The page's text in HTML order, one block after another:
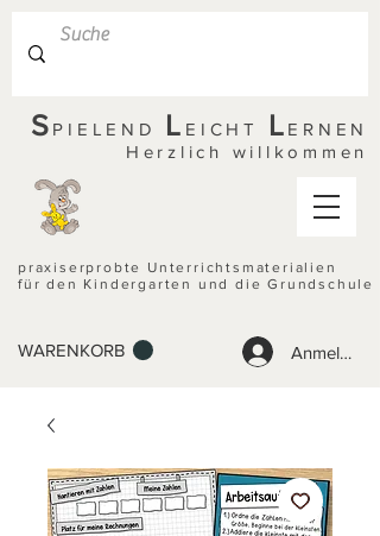
S PIELEND L EICHT L ERNEN
Herzlich willkommen
praxiserprobte Unterrichtsmaterialien
für den Kindergarten und die Grundschule
WARENKORB Anmelden